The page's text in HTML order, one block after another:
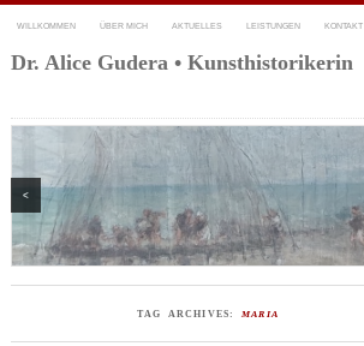
WILLKOMMEN ÜBER MICH AKTUELLES LEISTUNGEN KONTAKT
Dr. Alice Gudera • Kunsthistorikerin
<
TAG ARCHIVES: MARIA